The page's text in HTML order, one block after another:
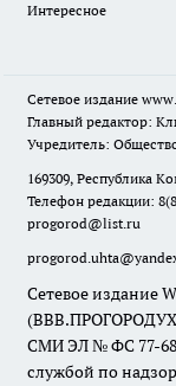
Интересное
Сетевое издание
Главный редактор:
Учредитель:
169309, Республика
Телефон редакции:
progorod@list.ru
Сетевое издание
СМИ ЭЛ № ФС 77-
службой по